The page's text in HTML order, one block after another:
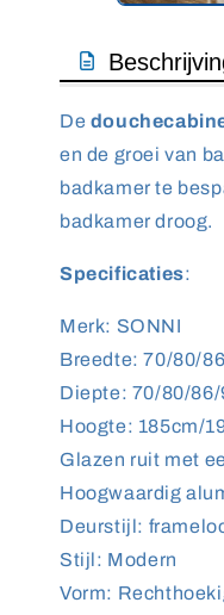
De
en de groei van
badkamer te
badkamer droog.
Specificaties:
Merk: SONNI
Breedte: 70/80/
Diepte: 70/80/86/
Hoogte: 185cm/
Glazen ruit met
Hoogwaardig
Deurstijl:
Stijl: Modern
Vorm: